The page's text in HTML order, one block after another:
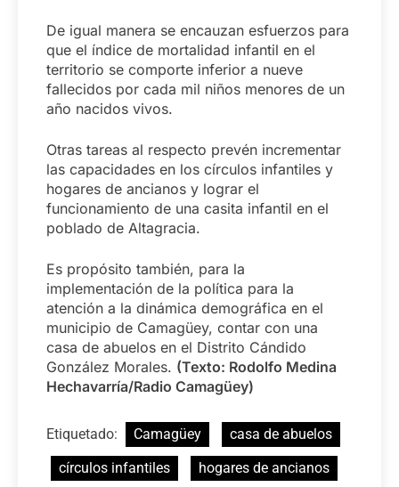
De igual manera se encauzan esfuerzos para
que el índice de mortalidad infantil en el
territorio se comporte inferior a nueve
fallecidos por cada mil niños menores de un
año nacidos vivos.
Otras tareas al respecto prevén incrementar
las capacidades en los círculos infantiles y
hogares de ancianos y lograr el
funcionamiento de una casita infantil en el
poblado de Altagracia.
Es propósito también, para la
implementación de la política para la
atención a la dinámica demográfica en el
municipio de Camagüey, contar con una
casa de abuelos en el Distrito Cándido
González Morales. (Texto: Rodolfo Medina
Hechavarría/Radio Camagüey)
Etiquetado: Camagüey
casa de abuelos
círculos infantiles
hogares de ancianos